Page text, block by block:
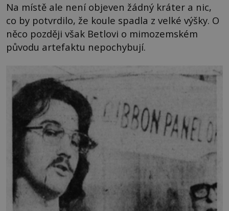
Na místě ale není objeven žádný kráter a nic,
co by potvrdilo, že koule spadla z velké výšky. O
něco později však Betlovi o mimozemském
původu artefaktu nepochybují.